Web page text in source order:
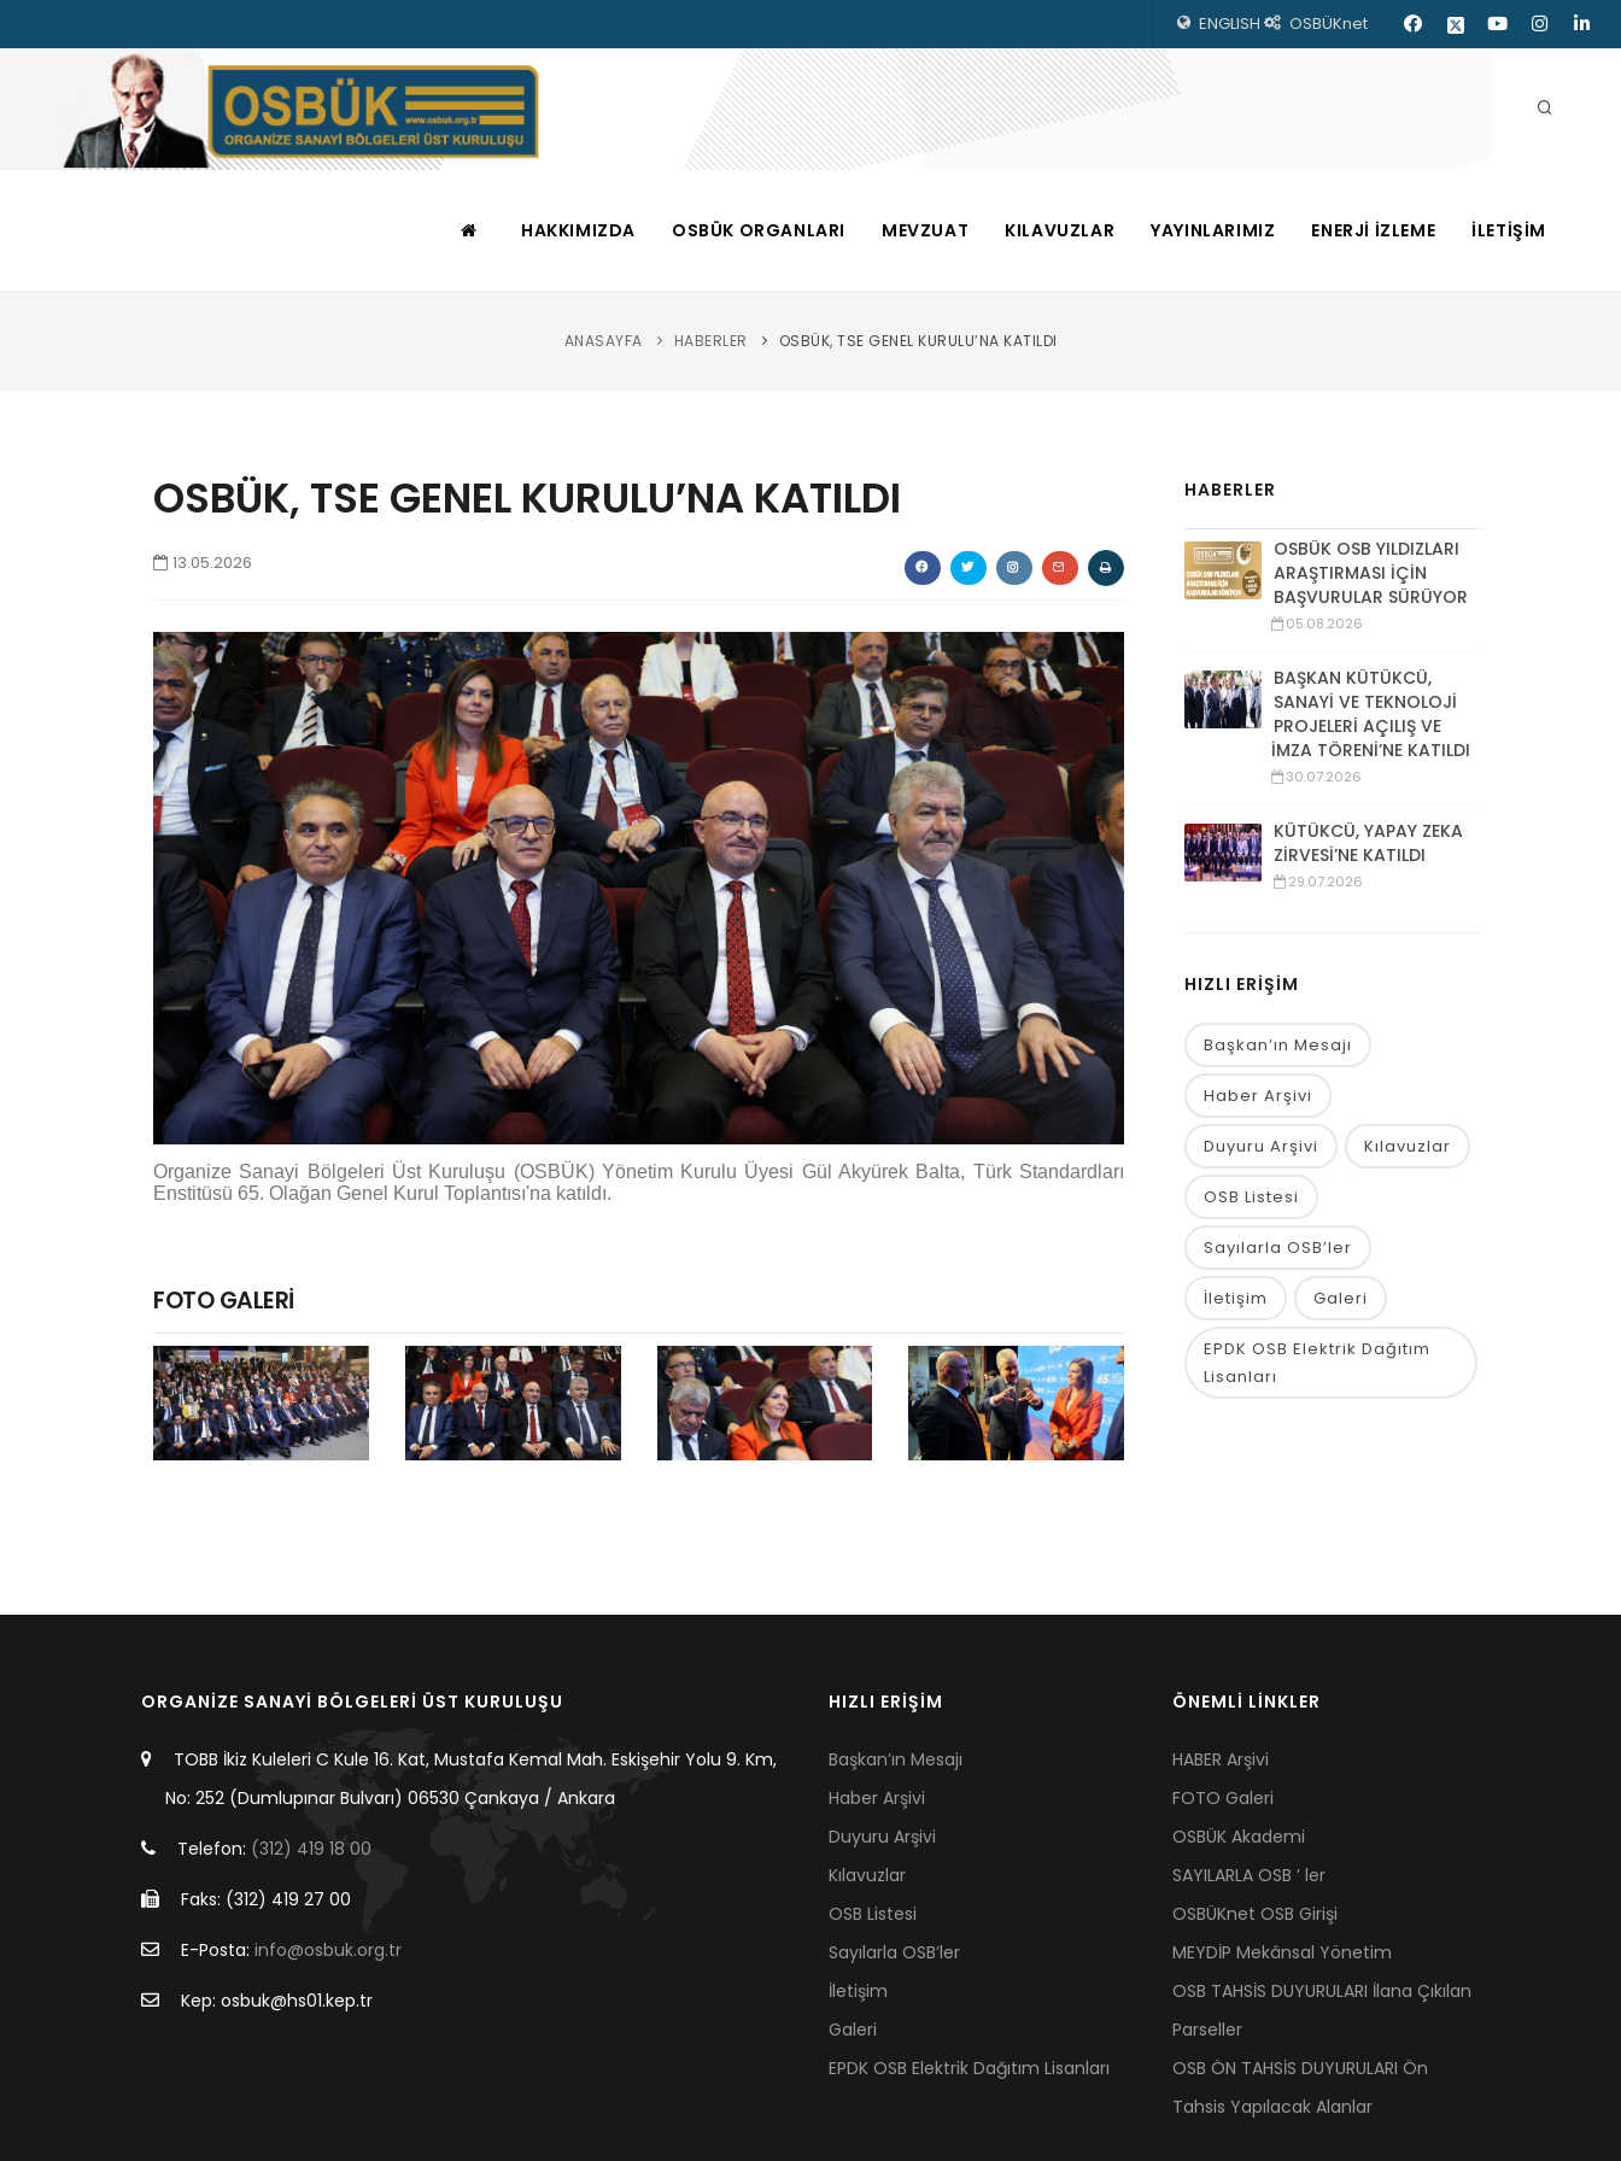
ENGLISH OSBÜKnet
HAKKIMIZDA OSBÜK ORGANLARI MEVZUAT KILAVUZLAR YAYINLARIMIZ ENERJİ İZLEME İLETİŞİM
ANASAYFA HABERLER OSBÜK, TSE GENEL KURULU’NA KATILDI
OSBÜK, TSE GENEL KURULU’NA KATILDI
13.05.2026
Organize Sanayi Bölgeleri Üst Kuruluşu (OSBÜK) Yönetim Kurulu Üyesi Gül Akyürek Balta, Türk Standardları
Enstitüsü 65. Olağan Genel Kurul Toplantısı'na katıldı.
FOTO GALERİ
HABERLER
OSBÜK OSB YILDIZLARI
ARAŞTIRMASI İÇİN
BAŞVURULAR SÜRÜYOR
05.08.2026
BAŞKAN KÜTÜKCÜ,
SANAYİ VE TEKNOLOJİ
PROJELERİ AÇILIŞ VE
İMZA TÖRENİ’NE KATILDI
30.07.2026
KÜTÜKCÜ, YAPAY ZEKA
ZİRVESİ’NE KATILDI
29.07.2026
HIZLI ERİŞİM
Başkan’ın Mesajı
Haber Arşivi
Duyuru Arşivi Kılavuzlar
OSB Listesi
Sayılarla OSB’ler
İletişim Galeri
EPDK OSB Elektrik Dağıtım
Lisanları
ORGANİZE SANAYİ BÖLGELERİ ÜST KURULUŞU
TOBB İkiz Kuleleri C Kule 16. Kat, Mustafa Kemal Mah. Eskişehir Yolu 9. Km,
No: 252 (Dumlupınar Bulvarı) 06530 Çankaya / Ankara
Telefon: (312) 419 18 00
Faks: (312) 419 27 00
E-Posta: info@osbuk.org.tr
Kep: osbuk@hs01.kep.tr
HIZLI ERİŞİM
Başkan’ın Mesajı
Haber Arşivi
Duyuru Arşivi
Kılavuzlar
OSB Listesi
Sayılarla OSB’ler
İletişim
Galeri
EPDK OSB Elektrik Dağıtım Lisanları
ÖNEMLİ LİNKLER
HABER Arşivi
FOTO Galeri
OSBÜK Akademi
SAYILARLA OSB ’ ler
OSBÜKnet OSB Girişi
MEYDİP Mekânsal Yönetim
OSB TAHSİS DUYURULARI İlana Çıkılan
Parseller
OSB ÖN TAHSİS DUYURULARI Ön
Tahsis Yapılacak Alanlar